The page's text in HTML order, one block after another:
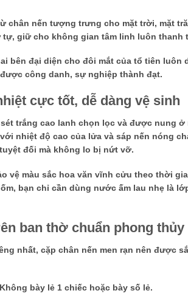
chân nến tượng trưng cho mặt trời, mặt
giữ cho không gian tâm linh luôn thanh
bên đại diện cho đôi mắt của tổ tiên luôn
công danh, sự nghiệp thành đạt.
cực tốt, dễ dàng vệ sinh
trắng cao lanh chọn lọc và được nung ở
nhiệt độ cao của lửa và sáp nến nóng
đối mà không lo bị nứt vỡ.
vệ màu sắc hoa văn vĩnh cửu theo thời
bạn chỉ cần dùng nước ấm lau nhẹ là
ban thờ chuẩn phong thủy
nhất, cặp chân nến men rạn nên được
bày lẻ 1 chiếc hoặc bày số lẻ.